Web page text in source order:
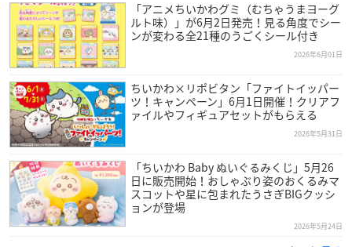
「アニメちいかわグミ（むちゃうまヨーグ
ルト味）」が6月2日発売！見る角度でシー
ンが変わる全21種のうごくシール付き
2026年6月01日
ちいかわ×リポビタン「ファイトイッパー
ツ！キャンペーン」6月1日開催！クリアフ
ァイルやフィギュアセットがもらえる
2026年5月31日
「ちいかわ Baby ぬいぐるみくじ」5月26
日に販売開始！おしゃぶり姿のおくるみマ
スコットや星に包まれたうさぎBIGクッシ
ョンが登場
2026年5月24日